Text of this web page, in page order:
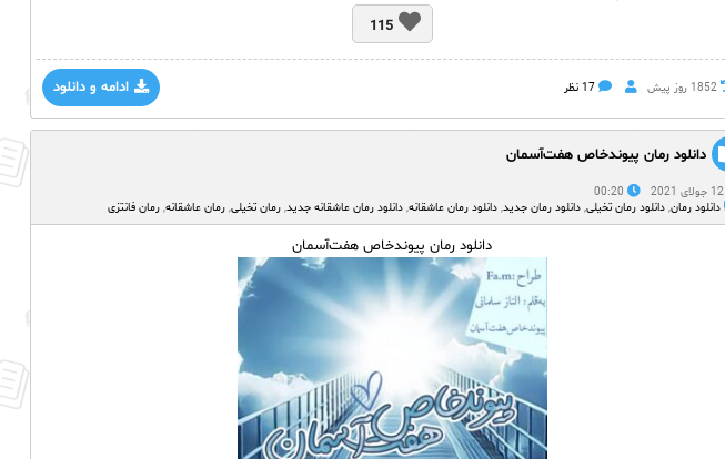
115
ادامه و دانلود 1852 روز پيش 17 نظر
دانلود رمان پیوندخاص هفت‌آسمان
12 جولای 2021
00:20
دانلود رمان, دانلود رمان تخیلی, دانلود رمان جدید, دانلود رمان عاشقانه, دانلود رمان عاشقانه جدید, رمان تخیلی, رمان عاشقانه, رمان فانتزی
دانلود رمان پیوندخاص هفت‌آسمان